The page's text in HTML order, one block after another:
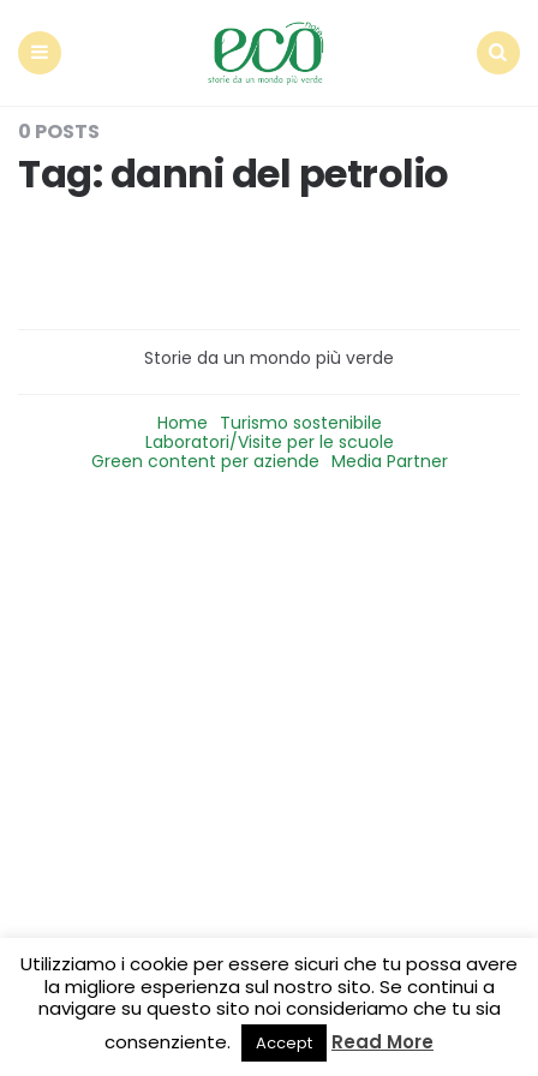
0 POSTS
Tag:danni del petrolio
Storie da un mondo più verde
Home Turismo sostenibile
Laboratori/Visite per le scuole
Green content per aziende Media Partner
Utilizziamo i cookie per essere sicuri che tu possa avere
la migliore esperienza sul nostro sito. Se continui a
navigare su questo sito noi consideriamo che tu sia
consenziente.
Accept Read More